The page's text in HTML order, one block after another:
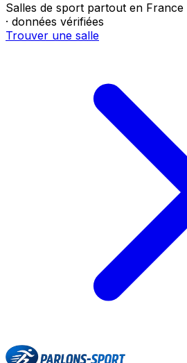
Salles de sport partout en France
· données vérifiées
Trouver une salle